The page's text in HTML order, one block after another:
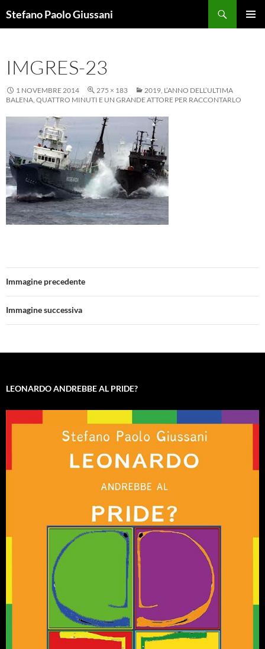
alStefano Paolo Giussani
IMGRES-23
1 NOVEMBRE 2014 275 × 183
2019, L’ANNO DELL’ULTIMA
BALENA, QUATTRO MINUTI E UN GRANDE ATTORE PER RACCONTARLO
Immagine precedente
Immagine successiva
LEONARDO ANDREBBE AL PRIDE?